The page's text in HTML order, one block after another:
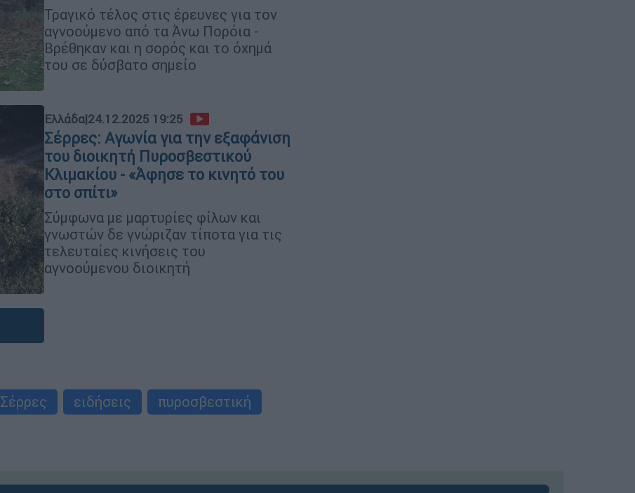
Τραγικό τέλος στις έρευνες για τον
αγνοούμενο από τα Άνω Πορόια -
Βρέθηκαν και η σορός και το όχημά
του σε δύσβατο σημείο
Ελλάδα|24.12.2025 19:25
Σέρρες: Αγωνία για την εξαφάνιση
του διοικητή Πυροσβεστικού
Κλιμακίου - «Άφησε το κινητό του
στο σπίτι»
Σύμφωνα με μαρτυρίες φίλων και
γνωστών δε γνώριζαν τίποτα για τις
τελευταίες κινήσεις του
αγνοούμενου διοικητή
Σέρρες ειδήσεις
πυροσβεστική